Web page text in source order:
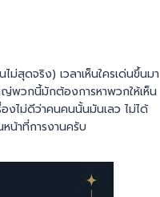
สุดจริง) เวลาเห็นใครเด่นขึ้นมา
พวกนี้มักต้องการหาพวกให้เห็น
งไม่ดีว่าคนคนนั้นมันเลว ไม่ได้
น้าที่การงานครับ